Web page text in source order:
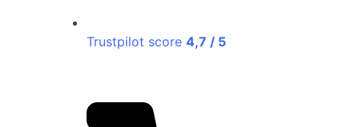
Trustpilot score 4,7 / 5